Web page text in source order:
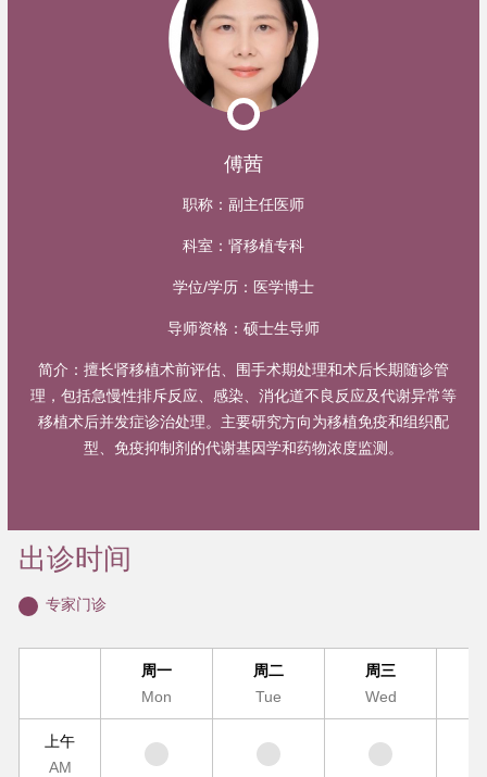
傅茜
职称： 副主任医师
科室： 肾移植专科
学位/学历： 医学博士
导师资格： 硕士生导师
简介： 擅长肾移植术前评估、围手术期处理和术后长期随诊管
理，包括急慢性排斥反应、感染、消化道不良反应及代谢异常等
移植术后并发症诊治处理。主要研究方向为移植免疫和组织配
型、免疫抑制剂的代谢基因学和药物浓度监测。
出诊时间
专家门诊
周一
Mon
周二
Tue
周三
Wed
上午
AM